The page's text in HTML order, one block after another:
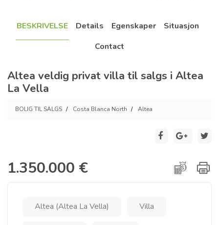
BESKRIVELSE Details Egenskaper
Situasjon
Contact
Altea veldig privat villa til salgs i Altea
La Vella
BOLIG TIL SALGS Costa Blanca North Altea
1.350.000 €
Altea (Altea La Vella) Villa